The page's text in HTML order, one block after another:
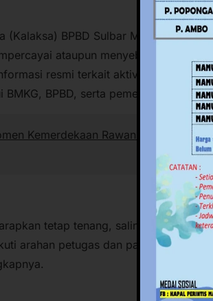
(Kalaksa) BPBD Sulbar Muhammad
ataupun menyebarluaskan
resmi terkait aktivitas
BMKG, BPBD, serta pemerintah daerah
Kemerdekaan Rawan Isu SARA,
tetap tenang, saling
arahan petugas dan pantau